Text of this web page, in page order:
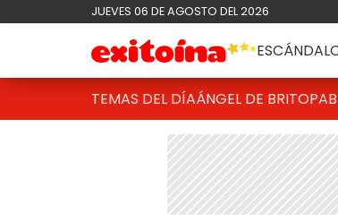
JUEVES 06 DE AGOSTO DEL 2026
TEMAS DEL DÍAÁNGEL DE BRITO